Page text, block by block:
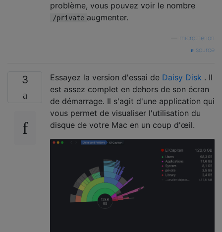
problème, vous pouvez voir le nombre
/private augmenter.
microtherion
source
3 Essayez la version d'essai de Daisy Disk . Il
est assez complet en dehors de son écran
de démarrage. Il s'agit d'une application qui
vous permet de visualiser l'utilisation du
disque de votre Mac en un coup d'œil.